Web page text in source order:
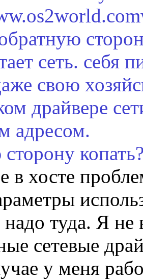
сеть. себя
свою
драйвере
адресом.
в хосте
туда. Я
сетевые
у меня